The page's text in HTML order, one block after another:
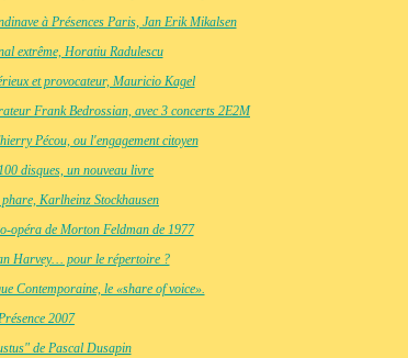
à Présences Paris, Jan Erik Mikalsen
extrême, Horatiu Radulescu
et provocateur, Mauricio Kagel
Frank Bedrossian, avec 3 concerts 2E2M
Pécou, ou l'engagement citoyen
disques, un nouveau livre
Karlheinz Stockhausen
opéra de Morton Feldman de 1977
Harvey… pour le répertoire ?
Contemporaine, le «share of voice».
2007
de Pascal Dusapin